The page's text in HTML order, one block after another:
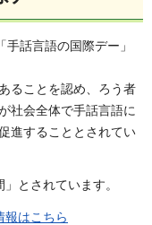
話言語の国際デー」
ることを認め、ろう者
社会全体で手話言語に
進することとされてい
とされています。
報はこちら